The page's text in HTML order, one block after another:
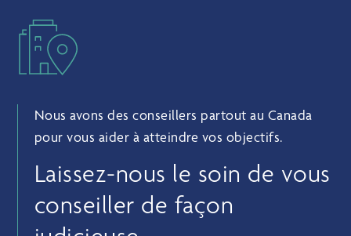
Nous avons des conseillers partout au Canada
pour vous aider à atteindre vos objectifs.
Laissez-nous le soin de vous
conseiller de façon